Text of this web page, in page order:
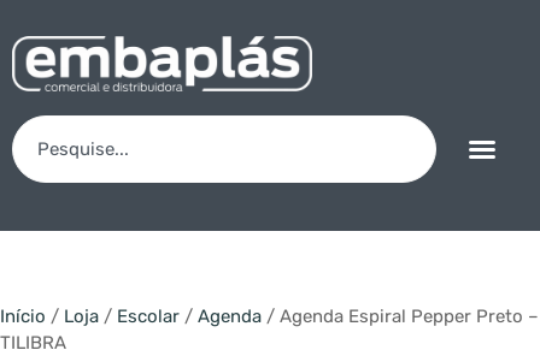
Início / Loja / Escolar / Agenda / Agenda Espiral Pepper Preto –
TILIBRA